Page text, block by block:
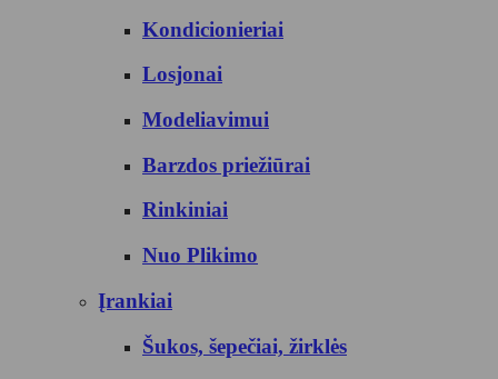
Kondicionieriai
Losjonai
Modeliavimui
Barzdos priežiūrai
Rinkiniai
Nuo Plikimo
Įrankiai
Šukos, šepečiai, žirklės